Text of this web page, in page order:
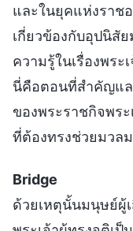
และในยุคแห่งราช
เกี่ยวข้องกับอุปนิสั
ความรู้ในเรื่องพระ
นี่คือตอนที่สำคัญแ
ของพระราชกิจพระ
ที่ต้องทรงช่วยมวล
Bridge
ด้วยเหตุนั้นมนุษย์ผู้